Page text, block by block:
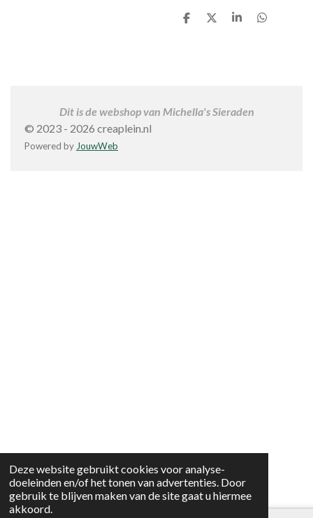
Deze website gebruikt cookies voor analyse-
doeleinden en/of het tonen van advertenties. Door
gebruik te blijven maken van de site gaat u hiermee
akkoord.
D
D
S
D
Dit is de webshop van Michella's Sieraden
© 2023 - 2026 creaplein.nl
Powered by JouwWeb